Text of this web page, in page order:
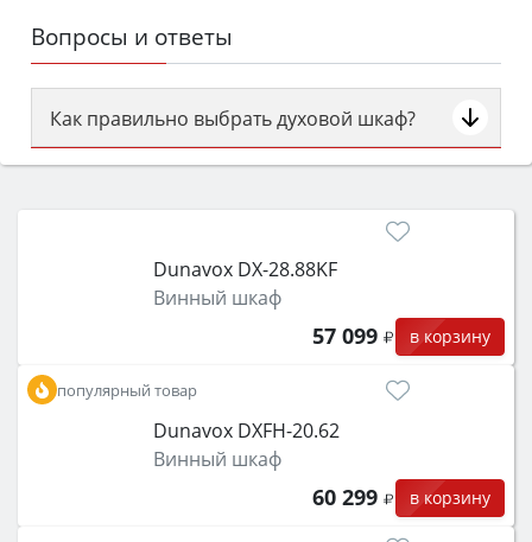
Вопросы и ответы
Как правильно выбрать духовой шкаф?
Сначала определитесь с типом (газовый или
затем смотрите на объём 50–70 л для семьи,
функции (конвекция, гриль, самоочистка,
защита от детей).
Dunavox DX-28.88KF
Винный шкаф
57 099 в корзину
популярный товар
Dunavox DXFH-20.62
Винный шкаф
60 299 в корзину